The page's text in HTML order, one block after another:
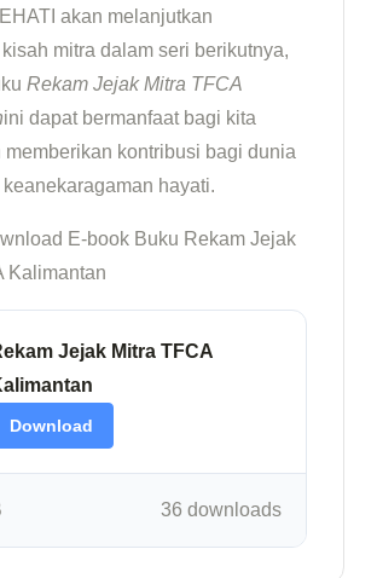
akan melanjutkan
mitra dalam seri berikutnya,
Rekam Jejak Mitra TFCA
ini dapat bermanfaat bagi kita
memberikan kontribusi bagi dunia
hayati.
E-book Buku Rekam Jejak
Kalimantan
Jejak Mitra TFCA
Download
36 downloads